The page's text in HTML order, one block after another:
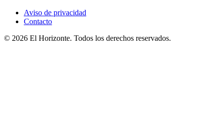
Aviso de privacidad
Contacto
© 2026 El Horizonte. Todos los derechos reservados.